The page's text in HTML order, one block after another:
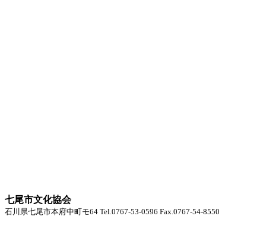
七尾市文化協会
石川県七尾市本府中町モ64 Tel.0767-53-0596 Fax.0767-54-8550